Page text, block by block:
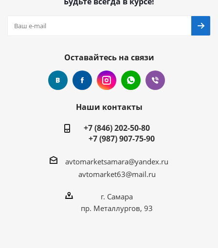
Оставайтесь на связи
Наши контакты
+7 (846) 202-50-80
+7 (987) 907-75-90
avtomarketsamara@yandex.ru
avtomarket63@mail.ru
г. Самара
пр. Металлургов, 93